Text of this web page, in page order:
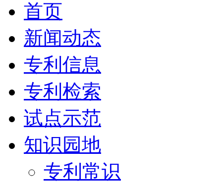
首页
新闻动态
专利信息
专利检索
试点示范
知识园地
专利常识